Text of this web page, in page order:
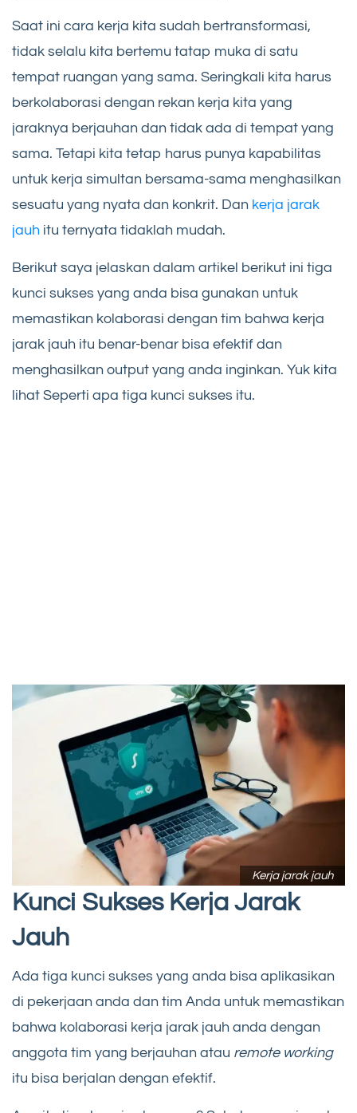
Saat ini cara kerja kita sudah bertransformasi,
tidak selalu kita bertemu tatap muka di satu
tempat ruangan yang sama. Seringkali kita harus
berkolaborasi dengan rekan kerja kita yang
jaraknya berjauhan dan tidak ada di tempat yang
sama. Tetapi kita tetap harus punya kapabilitas
untuk kerja simultan bersama-sama menghasilkan
sesuatu yang nyata dan konkrit. Dan kerja jarak
jauh itu ternyata tidaklah mudah.
Berikut saya jelaskan dalam artikel berikut ini tiga
kunci sukses yang anda bisa gunakan untuk
memastikan kolaborasi dengan tim bahwa kerja
jarak jauh itu benar-benar bisa efektif dan
menghasilkan output yang anda inginkan. Yuk kita
lihat Seperti apa tiga kunci sukses itu.
Kerja jarak jauh
Kunci Sukses Kerja Jarak
Jauh
Ada tiga kunci sukses yang anda bisa aplikasikan
di pekerjaan anda dan tim Anda untuk memastikan
bahwa kolaborasi kerja jarak jauh anda dengan
anggota tim yang berjauhan atau remote working
itu bisa berjalan dengan efektif.